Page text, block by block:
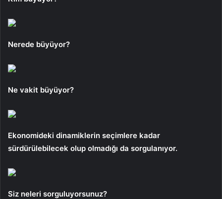
Nerede büyüyor?
Ne vakit büyüyor?
Ekonomideki dinamiklerin seçimlere kadar
sürdürülebilecek olup olmadığı da sorgulanıyor.
Siz neleri sorguluyorsunuz?